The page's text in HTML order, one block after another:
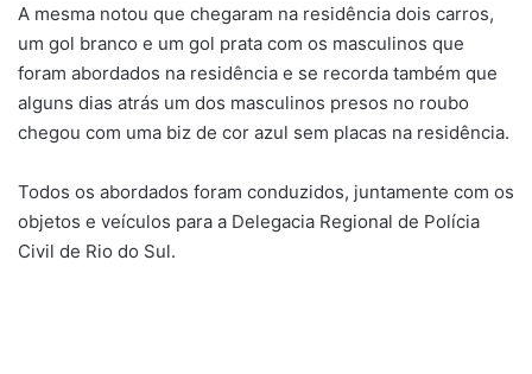
A mesma notou que chegaram na residência dois carros,
um gol branco e um gol prata com os masculinos que
foram abordados na residência e se recorda também que
alguns dias atrás um dos masculinos presos no roubo
chegou com uma biz de cor azul sem placas na residência.
Todos os abordados foram conduzidos, juntamente com os
objetos e veículos para a Delegacia Regional de Polícia
Civil de Rio do Sul.